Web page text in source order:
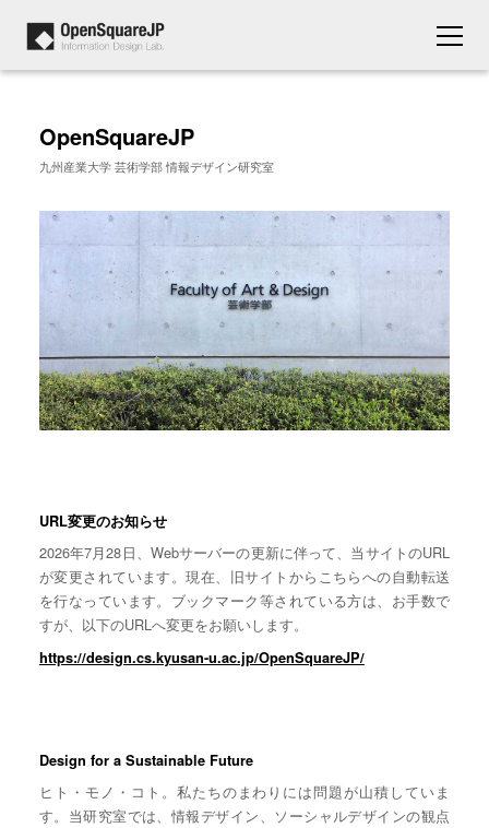
OpenSquareJP
九州産業大学 芸術学部 情報デザイン研究室
URL変更のお知らせ
2026年7月28日、Webサーバーの更新に伴って、当サイトのURL
が変更されています。現在、旧サイトからこちらへの自動転送
を行なっています。ブックマーク等されている方は、お手数で
すが、以下のURLへ変更をお願いします。
https://design.cs.kyusan-u.ac.jp/OpenSquareJP/
Design for a Sustainable Future
ヒト・モノ・コト。私たちのまわりには問題が山積していま
す。当研究室では、情報デザイン、ソーシャルデザインの観点